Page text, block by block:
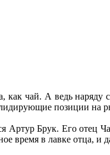
как чай. А ведь
лидирующие позиции
Брук. Его отец
время в лавке отца,